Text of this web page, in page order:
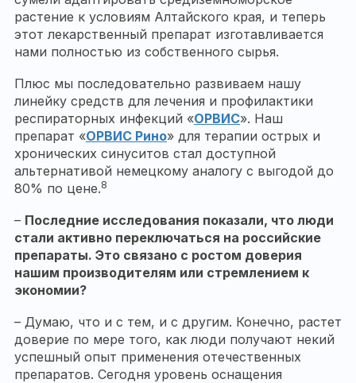
растение к условиям Алтайского края, и теперь
этот лекарственный препарат изготавливается
нами полностью из собственного сырья.
Плюс мы последовательно развиваем нашу
линейку средств для лечения и профилактики
респираторных инфекций «ОРВИС». Наш
препарат «ОРВИС Рино» для терапии острых и
хронических синуситов стал доступной
альтернативой немецкому аналогу с выгодой до
80% по цене.8
– Последние исследования показали, что люди
стали активно переключаться на российские
препараты. Это связано с ростом доверия
нашим производителям или стремлением к
экономии?
– Думаю, что и с тем, и с другим. Конечно, растет
доверие по мере того, как люди получают некий
успешный опыт применения отечественных
препаратов. Сегодня уровень оснащения